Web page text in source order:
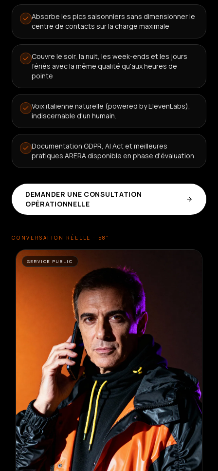
Absorbe les pics saisonniers sans dimensionner le
centre de contacts sur la charge maximale
Couvre le soir, la nuit, les week-ends et les jours
fériés avec la même qualité qu'aux heures de
pointe
Voix italienne naturelle (powered by ElevenLabs),
indiscernable d'un humain.
Documentation GDPR, AI Act et meilleures
pratiques ARERA disponible en phase d'évaluation
DEMANDER UNE CONSULTATION
OPÉRATIONNELLE
CONVERSATION RÉELLE · 58"
SERVICE PUBLIC